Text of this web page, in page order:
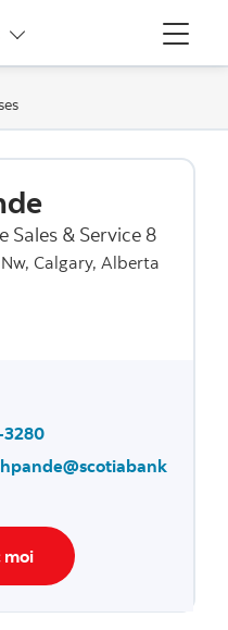
Menu
Liens connexes
Sales & Service 8
Calgary, Alberta
moi